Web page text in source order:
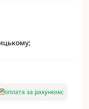
оплата за рахунком;